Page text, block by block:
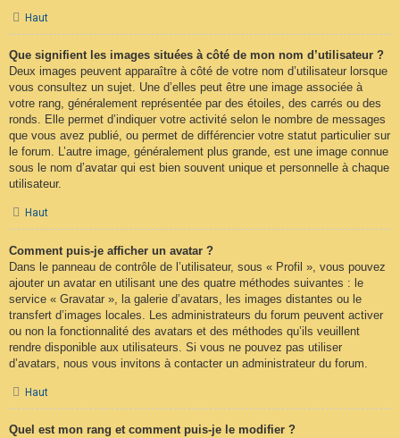
Haut
Que signifient les images situées à côté de mon nom d’utilisateur ?
Deux images peuvent apparaître à côté de votre nom d’utilisateur lorsque
vous consultez un sujet. Une d’elles peut être une image associée à
votre rang, généralement représentée par des étoiles, des carrés ou des
ronds. Elle permet d’indiquer votre activité selon le nombre de messages
que vous avez publié, ou permet de différencier votre statut particulier sur
le forum. L’autre image, généralement plus grande, est une image connue
sous le nom d’avatar qui est bien souvent unique et personnelle à chaque
utilisateur.
Haut
Comment puis-je afficher un avatar ?
Dans le panneau de contrôle de l’utilisateur, sous « Profil », vous pouvez
ajouter un avatar en utilisant une des quatre méthodes suivantes : le
service « Gravatar », la galerie d’avatars, les images distantes ou le
transfert d’images locales. Les administrateurs du forum peuvent activer
ou non la fonctionnalité des avatars et des méthodes qu’ils veuillent
rendre disponible aux utilisateurs. Si vous ne pouvez pas utiliser
d’avatars, nous vous invitons à contacter un administrateur du forum.
Haut
Quel est mon rang et comment puis-je le modifier ?